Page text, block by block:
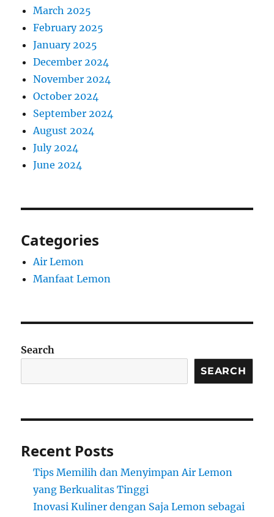
March 2025
February 2025
January 2025
December 2024
November 2024
October 2024
September 2024
August 2024
July 2024
June 2024
Categories
Air Lemon
Manfaat Lemon
Search
SEARCH
Recent Posts
Tips Memilih dan Menyimpan Air Lemon
yang Berkualitas Tinggi
Inovasi Kuliner dengan Saja Lemon sebagai